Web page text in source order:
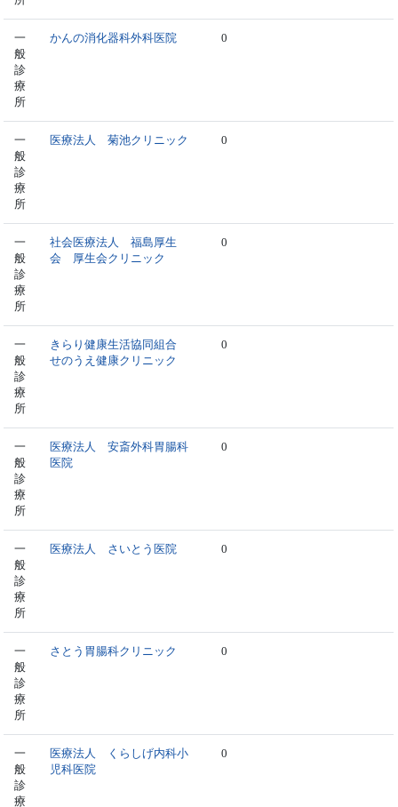
一
般
診
療
所
かんの消化器科外科医院 0
一
般
診
療
所
医療法人 菊池クリニック 0
一
般
診
療
所
社会医療法人 福島厚生
会 厚生会クリニック
0
一
般
診
療
所
きらり健康生活協同組合
せのうえ健康クリニック
0
一
般
診
療
所
医療法人 安斎外科胃腸科
医院
0
一
般
診
療
所
医療法人 さいとう医院 0
一
般
診
療
所
さとう胃腸科クリニック 0
一
般
診
療
医療法人 くらしげ内科小
児科医院
0